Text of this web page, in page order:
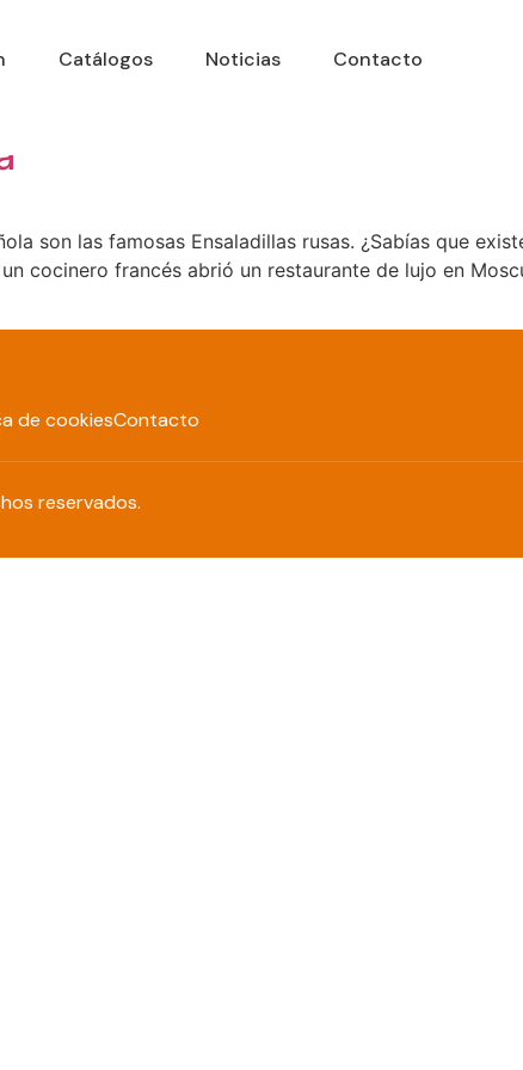
Catálogos Noticias Contacto
son las famosas Ensaladillas rusas. ¿Sabías que
cocinero francés abrió un restaurante de lujo en
de cookiesContacto
reservados.